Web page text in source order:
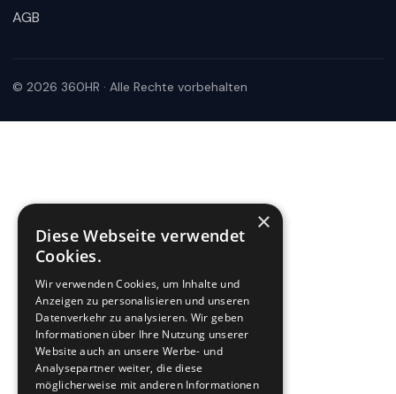
AGB
© 2026 360HR · Alle Rechte vorbehalten
Bereit für Ihre Nachricht
Wie können wir helfen?
Chat zurück.
×
Diese Webseite verwendet
Cookies.
Wir verwenden Cookies, um Inhalte und
Anzeigen zu personalisieren und unseren
Datenverkehr zu analysieren. Wir geben
Informationen über Ihre Nutzung unserer
Website auch an unsere Werbe- und
Analysepartner weiter, die diese
möglicherweise mit anderen Informationen